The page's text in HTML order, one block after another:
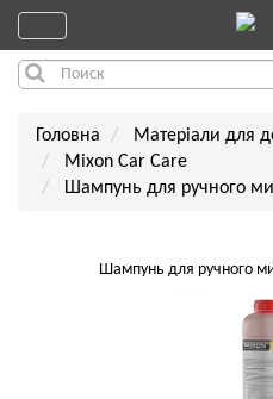
Головна
Матеріали для
Mixon Car Care
Шампунь для ручного
Шампунь для ручного